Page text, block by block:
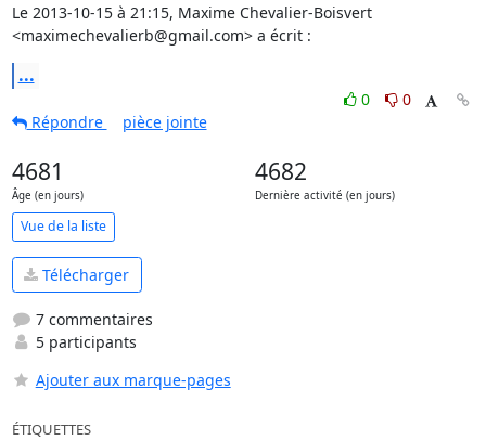
Le 2013-10-15 à 21:15, Maxime Chevalier-Boisvert
<maximechevalierb@gmail.com> a écrit :
...
0
0
Répondre
pièce jointe
4681
Âge (en jours)
4682
Dernière activité (en jours)
Vue de la liste
Télécharger
7 commentaires
5 participants
Ajouter aux marque-pages
ÉTIQUETTES